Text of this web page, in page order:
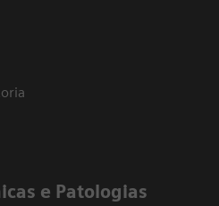
e Patologias